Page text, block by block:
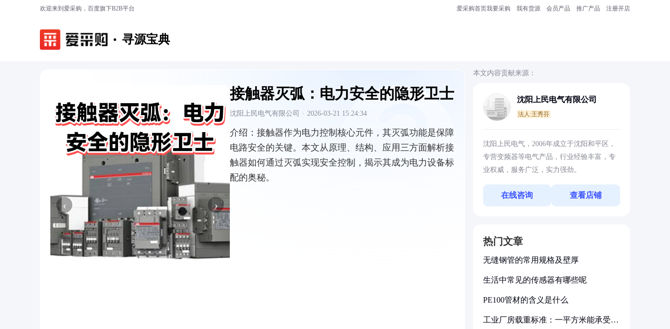
欢迎来到爱采购，百度旗下B2B平台 爱采购首页我要采购 我有货源 会员产品 推广产品 注册开店
寻源宝典
‹ ›
接触器灭弧：电力安全的隐形卫士
沈阳上民电气有限公司 · 2026-03-21 15:24:34
介绍： 接触器作为电力控制核心元件，其灭弧功能是保障
电路安全的关键。本文从原理、结构、应用三方面解析接
触器如何通过灭弧实现安全控制，揭示其成为电力设备标
配的奥秘。
本文内容贡献来源：
沈阳上民电气有限公司
法人:王秀芬
沈阳上民电气，2006年成立于沈阳和平区，
专营变频器等电气产品，行业经验丰富，专
业权威，服务广泛，实力强劲。
在线咨询 查看店铺
热门文章
无缝钢管的常用规格及壁厚
生活中常见的传感器有哪些呢
PE100管材的含义是什么
工业厂房载重标准：一平方米能承受多